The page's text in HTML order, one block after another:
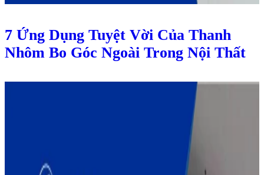
7 Ứng Dụng Tuyệt Vời Của Thanh
Nhôm Bo Góc Ngoài Trong Nội Thất